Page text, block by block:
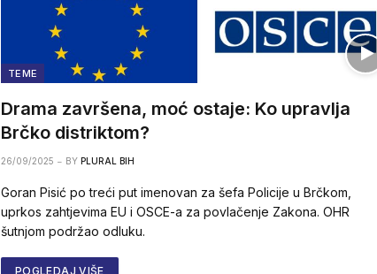
TEME
Drama završena, moć ostaje: Ko upravlja
Brčko distriktom?
26/09/2025 BY PLURAL BIH
Goran Pisić po treći put imenovan za šefa Policije u Brčkom,
uprkos zahtjevima EU i OSCE-a za povlačenje Zakona. OHR
šutnjom podržao odluku.
POGLEDAJ VIŠE